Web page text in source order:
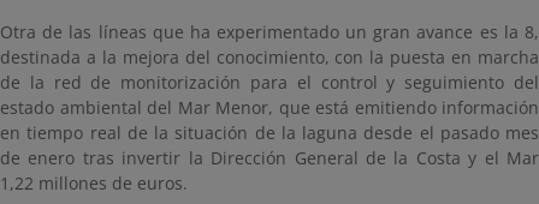
Otra de las líneas que ha experimentado un gran avance es la 8,
destinada a la mejora del conocimiento, con la puesta en marcha
de la red de monitorización para el control y seguimiento del
estado ambiental del Mar Menor, que está emitiendo información
en tiempo real de la situación de la laguna desde el pasado mes
de enero tras invertir la Dirección General de la Costa y el Mar
1,22 millones de euros.